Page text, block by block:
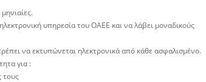
υπηρεσία του ΟΑΕΕ και να λάβει μοναδικούς
να εκτυπώνεται ηλεκτρονικά από κάθε ασφαλισμένο.
για :
τους